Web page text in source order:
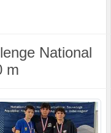
National
m